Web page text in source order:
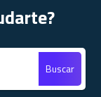
Buscar